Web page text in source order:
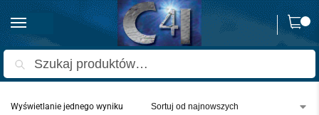
0
Strona główna Produkty oznaczone “b18g”
Wyświetlanie jednego wyniku